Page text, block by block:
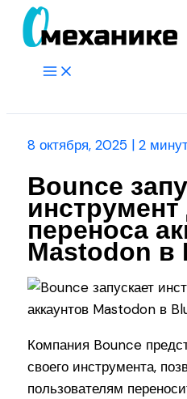
Перейти
Main
8 октября, 2025 |2
Bounce
инструмент
переноса
Mastodon в
Компания Bounce
своего инструмента,
пользователям